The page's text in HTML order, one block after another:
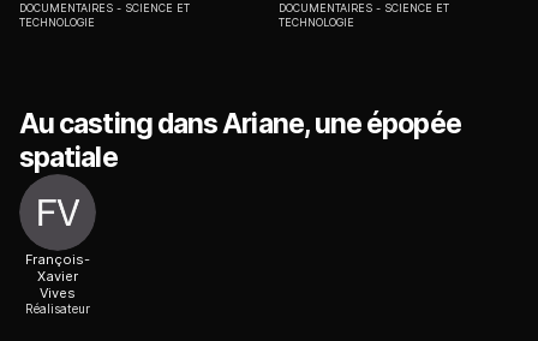
DOCUMENTAIRES
SCIENCE ET
TECHNOLOGIE
DOCUMENTAIRES
SCIENCE ET
TECHNOLOGIE
Au casting dans Ariane, une épopée
spatiale
François-
Xavier
Vives
Réalisateur